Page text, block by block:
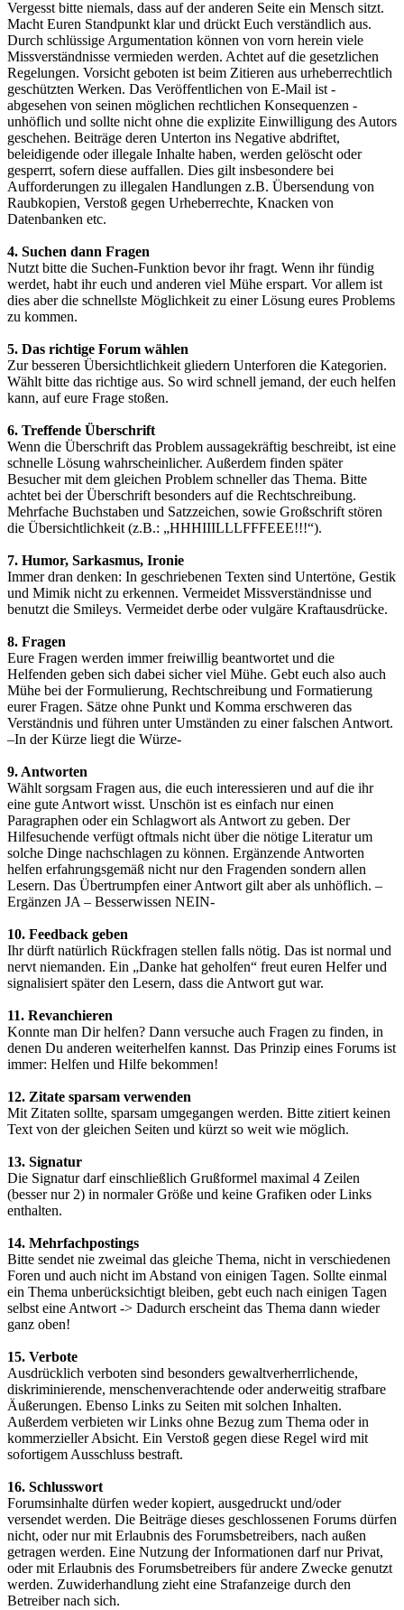
Vergesst bitte niemals, dass auf der anderen Seite ein Mensch sitzt.
Macht Euren Standpunkt klar und drückt Euch verständlich aus.
Durch schlüssige Argumentation können von vorn herein viele
Missverständnisse vermieden werden. Achtet auf die gesetzlichen
Regelungen. Vorsicht geboten ist beim Zitieren aus urheberrechtlich
geschützten Werken. Das Veröffentlichen von E-Mail ist -
abgesehen von seinen möglichen rechtlichen Konsequenzen -
unhöflich und sollte nicht ohne die explizite Einwilligung des Autors
geschehen. Beiträge deren Unterton ins Negative abdriftet,
beleidigende oder illegale Inhalte haben, werden gelöscht oder
gesperrt, sofern diese auffallen. Dies gilt insbesondere bei
Aufforderungen zu illegalen Handlungen z.B. Übersendung von
Raubkopien, Verstoß gegen Urheberrechte, Knacken von
Datenbanken etc.
4. Suchen dann Fragen
Nutzt bitte die Suchen-Funktion bevor ihr fragt. Wenn ihr fündig
werdet, habt ihr euch und anderen viel Mühe erspart. Vor allem ist
dies aber die schnellste Möglichkeit zu einer Lösung eures Problems
zu kommen.
5. Das richtige Forum wählen
Zur besseren Übersichtlichkeit gliedern Unterforen die Kategorien.
Wählt bitte das richtige aus. So wird schnell jemand, der euch helfen
kann, auf eure Frage stoßen.
6. Treffende Überschrift
Wenn die Überschrift das Problem aussagekräftig beschreibt, ist eine
schnelle Lösung wahrscheinlicher. Außerdem finden später
Besucher mit dem gleichen Problem schneller das Thema. Bitte
achtet bei der Überschrift besonders auf die Rechtschreibung.
Mehrfache Buchstaben und Satzzeichen, sowie Großschrift stören
die Übersichtlichkeit (z.B.: „HHHIIILLLFFFEEE!!!“).
7. Humor, Sarkasmus, Ironie
Immer dran denken: In geschriebenen Texten sind Untertöne, Gestik
und Mimik nicht zu erkennen. Vermeidet Missverständnisse und
benutzt die Smileys. Vermeidet derbe oder vulgäre Kraftausdrücke.
8. Fragen
Eure Fragen werden immer freiwillig beantwortet und die
Helfenden geben sich dabei sicher viel Mühe. Gebt euch also auch
Mühe bei der Formulierung, Rechtschreibung und Formatierung
eurer Fragen. Sätze ohne Punkt und Komma erschweren das
Verständnis und führen unter Umständen zu einer falschen Antwort.
–In der Kürze liegt die Würze-
9. Antworten
Wählt sorgsam Fragen aus, die euch interessieren und auf die ihr
eine gute Antwort wisst. Unschön ist es einfach nur einen
Paragraphen oder ein Schlagwort als Antwort zu geben. Der
Hilfesuchende verfügt oftmals nicht über die nötige Literatur um
solche Dinge nachschlagen zu können. Ergänzende Antworten
helfen erfahrungsgemäß nicht nur den Fragenden sondern allen
Lesern. Das Übertrumpfen einer Antwort gilt aber als unhöflich. –
Ergänzen JA – Besserwissen NEIN-
10. Feedback geben
Ihr dürft natürlich Rückfragen stellen falls nötig. Das ist normal und
nervt niemanden. Ein „Danke hat geholfen“ freut euren Helfer und
signalisiert später den Lesern, dass die Antwort gut war.
11. Revanchieren
Konnte man Dir helfen? Dann versuche auch Fragen zu finden, in
denen Du anderen weiterhelfen kannst. Das Prinzip eines Forums ist
immer: Helfen und Hilfe bekommen!
12. Zitate sparsam verwenden
Mit Zitaten sollte, sparsam umgegangen werden. Bitte zitiert keinen
Text von der gleichen Seiten und kürzt so weit wie möglich.
13. Signatur
Die Signatur darf einschließlich Grußformel maximal 4 Zeilen
(besser nur 2) in normaler Größe und keine Grafiken oder Links
enthalten.
14. Mehrfachpostings
Bitte sendet nie zweimal das gleiche Thema, nicht in verschiedenen
Foren und auch nicht im Abstand von einigen Tagen. Sollte einmal
ein Thema unberücksichtigt bleiben, gebt euch nach einigen Tagen
selbst eine Antwort -> Dadurch erscheint das Thema dann wieder
ganz oben!
15. Verbote
Ausdrücklich verboten sind besonders gewaltverherrlichende,
diskriminierende, menschenverachtende oder anderweitig strafbare
Äußerungen. Ebenso Links zu Seiten mit solchen Inhalten.
Außerdem verbieten wir Links ohne Bezug zum Thema oder in
kommerzieller Absicht. Ein Verstoß gegen diese Regel wird mit
sofortigem Ausschluss bestraft.
16. Schlusswort
Forumsinhalte dürfen weder kopiert, ausgedruckt und/oder
versendet werden. Die Beiträge dieses geschlossenen Forums dürfen
nicht, oder nur mit Erlaubnis des Forumsbetreibers, nach außen
getragen werden. Eine Nutzung der Informationen darf nur Privat,
oder mit Erlaubnis des Forumsbetreibers für andere Zwecke genutzt
werden. Zuwiderhandlung zieht eine Strafanzeige durch den
Betreiber nach sich.